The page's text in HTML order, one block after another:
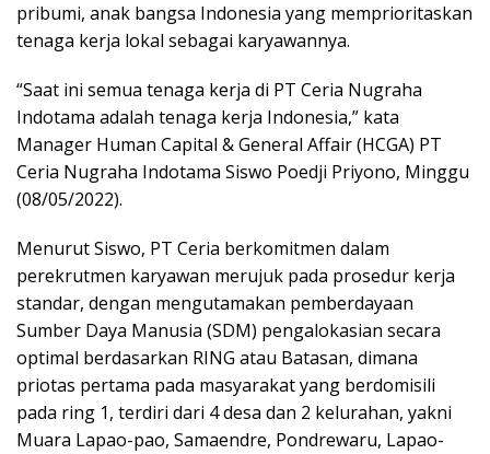
pribumi, anak bangsa Indonesia yang memprioritaskan
tenaga kerja lokal sebagai karyawannya.
“Saat ini semua tenaga kerja di PT Ceria Nugraha
Indotama adalah tenaga kerja Indonesia,” kata
Manager Human Capital & General Affair (HCGA) PT
Ceria Nugraha Indotama Siswo Poedji Priyono, Minggu
(08/05/2022).
Menurut Siswo, PT Ceria berkomitmen dalam
perekrutmen karyawan merujuk pada prosedur kerja
standar, dengan mengutamakan pemberdayaan
Sumber Daya Manusia (SDM) pengalokasian secara
optimal berdasarkan RING atau Batasan, dimana
priotas pertama pada masyarakat yang berdomisili
pada ring 1, terdiri dari 4 desa dan 2 kelurahan, yakni
Muara Lapao-pao, Samaendre, Pondrewaru, Lapao-